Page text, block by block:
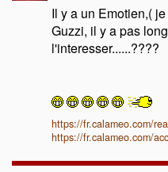
Il y a un Emotien,(
Guzzi, il y a pas
l'interesser......????
https://fr.calameo.com/
https://fr.calameo.com/